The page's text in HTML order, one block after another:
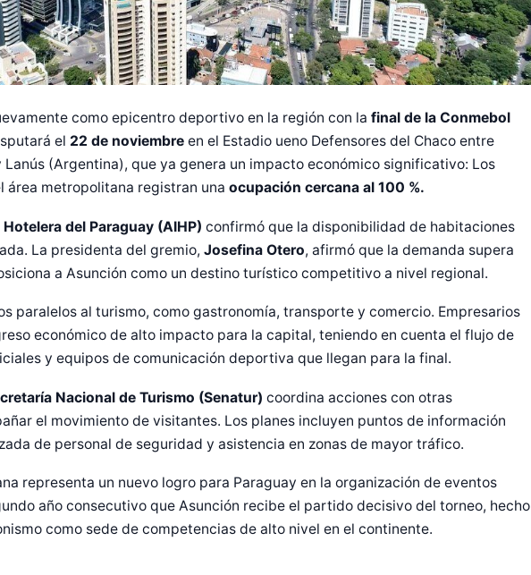
como epicentro deportivo en la región con la final de la Conmebol
el 22 de noviembre en el Estadio ueno Defensores del Chaco entre
(Argentina), que ya genera un impacto económico significativo: Los
área metropolitana registran una ocupación cercana al 100 %.
del Paraguay (AIHP) confirmó que la disponibilidad de habitaciones
La presidenta del gremio, Josefina Otero, afirmó que la demanda supera
a Asunción como un destino turístico competitivo a nivel regional.
paralelos al turismo, como gastronomía, transporte y comercio. Empresarios
económico de alto impacto para la capital, teniendo en cuenta el flujo de
y equipos de comunicación deportiva que llegan para la final.
Nacional de Turismo (Senatur) coordina acciones con otras
el movimiento de visitantes. Los planes incluyen puntos de información
de personal de seguridad y asistencia en zonas de mayor tráfico.
representa un nuevo logro para Paraguay en la organización de eventos
año consecutivo que Asunción recibe el partido decisivo del torneo, hecho
como sede de competencias de alto nivel en el continente.
Diseñado por Shiro Company